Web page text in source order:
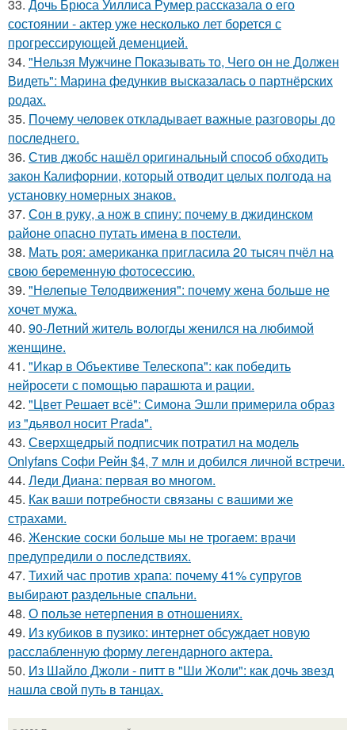
33. Дочь Брюса Уиллиса Румер рассказала о его
состоянии - актер уже несколько лет борется с
прогрессирующей деменцией.
34. "Нельзя Мужчине Показывать то, Чего он не Должен
Видеть": Марина федункив высказалась о партнёрских
родах.
35. Почему человек откладывает важные разговоры до
последнего.
36. Стив джобс нашёл оригинальный способ обходить
закон Калифорнии, который отводит целых полгода на
установку номерных знаков.
37. Сон в руку, а нож в спину: почему в джидинском
районе опасно путать имена в постели.
38. Мать роя: американка пригласила 20 тысяч пчёл на
свою беременную фотосессию.
39. "Нелепые Телодвижения": почему жена больше не
хочет мужа.
40. 90-Летний житель вологды женился на любимой
женщине.
41. "Икар в Объективе Телескопа": как победить
нейросети с помощью парашюта и рации.
42. "Цвет Решает всё": Симона Эшли примерила образ
из "дьявол носит Prada".
43. Сверхщедрый подписчик потратил на модель
Onlyfans Софи Рейн $4, 7 млн и добился личной встречи.
44. Леди Диана: первая во многом.
45. Как ваши потребности связаны с вашими же
страхами.
46. Женские соски больше мы не трогаем: врачи
предупредили о последствиях.
47. Тихий час против храпа: почему 41% супругов
выбирают раздельные спальни.
48. О пользе нетерпения в отношениях.
49. Из кубиков в пузико: интернет обсуждает новую
расслабленную форму легендарного актера.
50. Из Шайло Джоли - питт в "Ши Жоли": как дочь звезд
нашла свой путь в танцах.